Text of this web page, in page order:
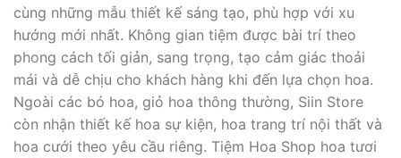
cùng những mẫu thiết kế sáng tạo, phù hợp với xu
hướng mới nhất. Không gian tiệm được bài trí theo
phong cách tối giản, sang trọng, tạo cảm giác thoải
mái và dễ chịu cho khách hàng khi đến lựa chọn hoa.
Ngoài các bó hoa, giỏ hoa thông thường, Siin Store
còn nhận thiết kế hoa sự kiện, hoa trang trí nội thất và
hoa cưới theo yêu cầu riêng. Tiệm Hoa Shop hoa tươi